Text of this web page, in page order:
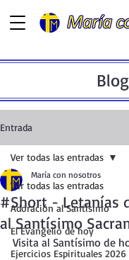
Blog
Entrada
Ver todas las entradas
Adoración al Santísimo
El Evangelio de hoy
Ejercicios Espirituales 2026
Ver todas las entradas
#Short - Letanías
al Santísimo
María con nosotros
Visita al Santísimo de